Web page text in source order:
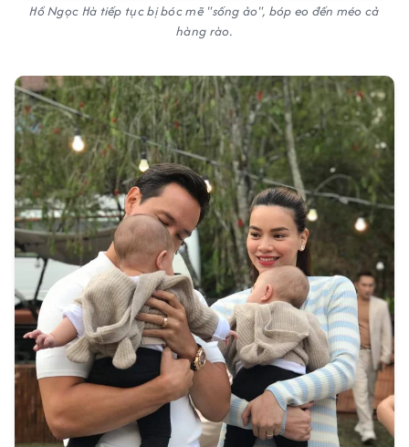
Hồ Ngọc Hà tiếp tục bị bóc mẽ "sống ảo", bóp eo đến méo cả
hàng rào.